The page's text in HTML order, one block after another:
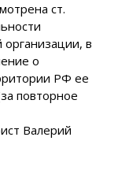
ст.
в
о
РФ ее
повторное
Валерий